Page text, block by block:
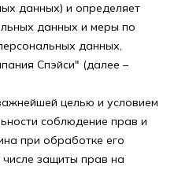
данных) и определяет
данных и меры по
данных,
Спэйси" (далее –
целью и условием
соблюдение прав и
при обработке его
защиты прав на